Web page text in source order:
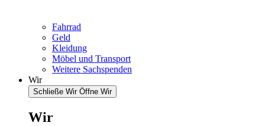
Fahrrad
Geld
Kleidung
Möbel und Transport
Weitere Sachspenden
Wir
Schließe Wir Öffne Wir
Wir